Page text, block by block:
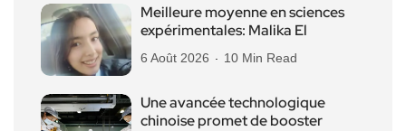
Meilleure moyenne en sciences
expérimentales: Malika El
6 Août 2026 10 Min Read
Une avancée technologique
chinoise promet de booster